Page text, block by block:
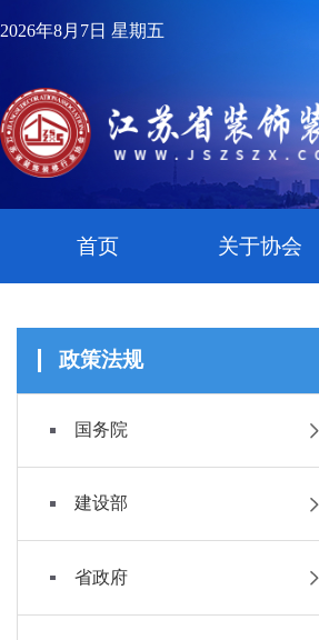
2026年8月7日 星期五
首页 关于协会
政策法规
国务院
建设部
省政府